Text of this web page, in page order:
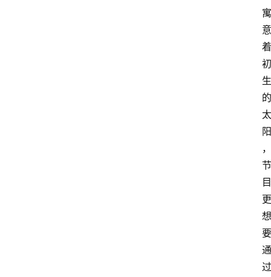
寓
意
着
初
生
的
太
阳
，
节
目
更
想
要
通
过